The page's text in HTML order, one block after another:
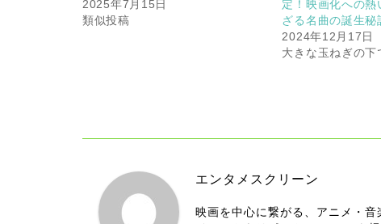
2025年7月15日
類似投稿
定！映画化への熱
ざる名曲の誕生秘
2024年12月17日
大きな玉ねぎの下
エンタメスクリーン
映画を中心に繋がる、アニメ・